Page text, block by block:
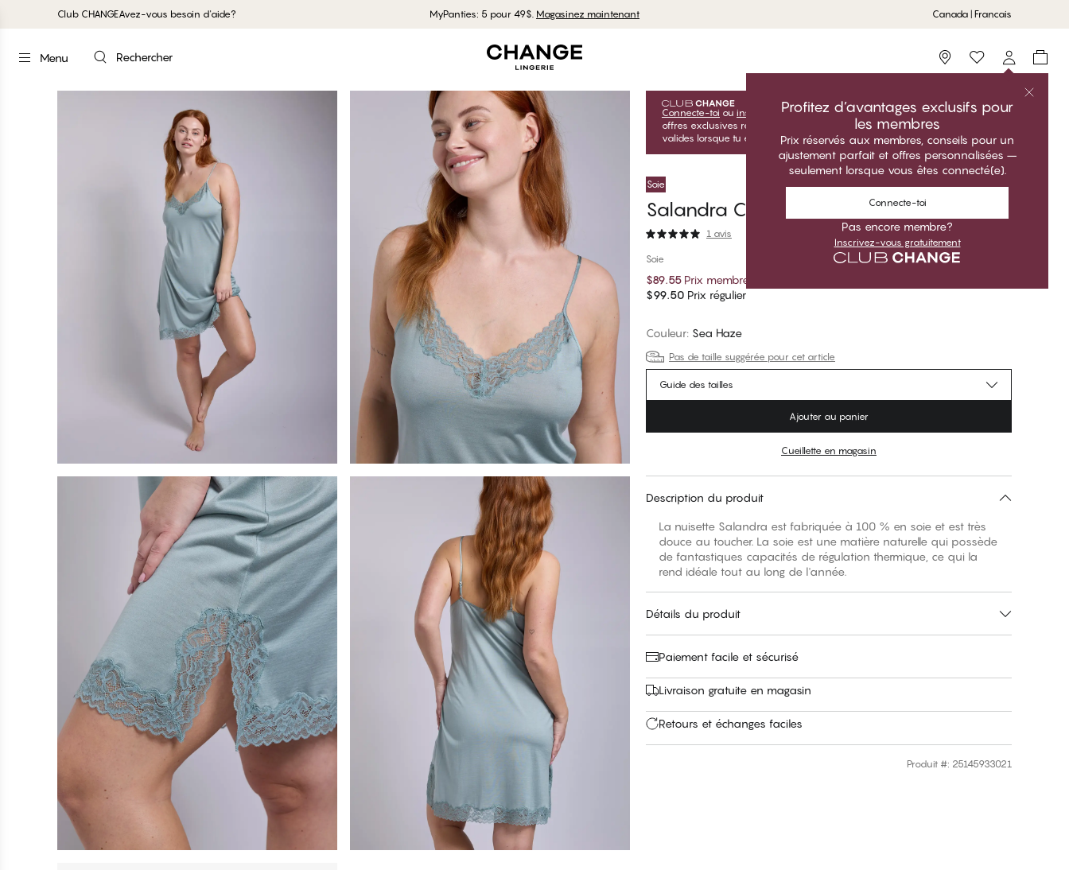
Club CHANGEAvez-vous besoin d'aide? MyPanties: 5 pour 49$. Magasinez maintenant Canada | Francais
Menu Rechercher Storefinder
Profitez d’avantages exclusifs pour
les membres
Prix réservés aux membres, conseils pour un
ajustement parfait et offres personnalisées –
seulement lorsque vous êtes connecté(e).
Connecte-toi
Pas encore membre?
Inscrivez-vous gratuitement
Connecte-toi ou inscris-toi
inscris-toi gratuitement pour profiter de tes
offres exclusives réservées aux membres! Les prix Club sont uniquement
valides lorsque tu es connecté(e).
Soie
Salandra Chemise
1 avis
Soie
$89.55 Prix membre
$99.50 Prix régulier
Couleur: Sea Haze
Pas de taille suggérée pour cet article
Guide des tailles
Ajouter au panier
Cueillette en magasin
Description du produit
La nuisette Salandra est fabriquée à 100 % en soie et est très
douce au toucher. La soie est une matière naturelle qui possède
de fantastiques capacités de régulation thermique, ce qui la
rend idéale tout au long de l'année.
Détails du produit
Paiement facile et sécurisé
Livraison gratuite en magasin
Retours et échanges faciles
Produit #: 25145933021